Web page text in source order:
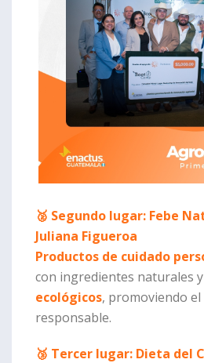
🥈 Segundo lugar: Febe
Juliana Figueroa
Productos de cuidado
con ingredientes naturales y
ecológicos, promoviendo
responsable.
🥉 Tercer lugar: Dieta del